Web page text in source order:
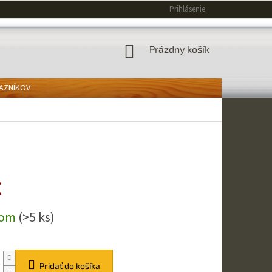
Prihlásenie
NÁKUPNÝ
Prázdny košík
(>5 ks)
Pridať do košíka